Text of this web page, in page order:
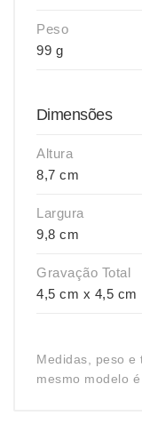
Peso
99 g
Dimensões
Altura
8,7 cm
Largura
9,8 cm
Gravação Total
4,5 cm x 4,5 cm
Medidas, peso e
mesmo modelo